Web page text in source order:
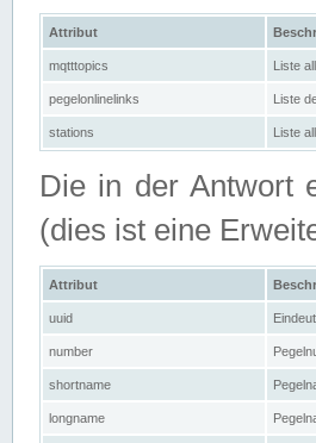
Attribut
mqtttopics Liste
pegelonlinelinks Liste
stations Liste
Die in der Antwort
(dies ist eine
Attribut
uuid
number
shortname
longname